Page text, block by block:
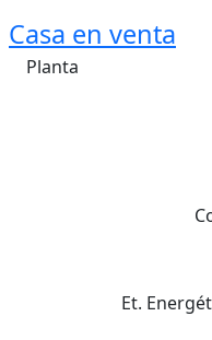
Casa en venta
Planta
Et.